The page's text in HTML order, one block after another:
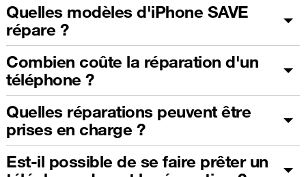
Quelles modèles d'iPhone SAVE
répare ?
Combien coûte la réparation d'un
téléphone ?
Quelles réparations peuvent être
prises en charge ?
Est-il possible de se faire prêter un